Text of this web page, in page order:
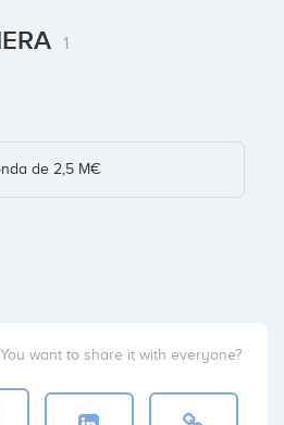
1
de 2,5 M€
want to share it with everyone?